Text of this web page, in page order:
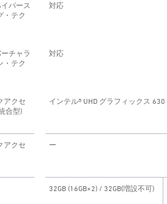
パース
・テク
対応
チャラ
・テク
対応
アクセ
合型)
インテル® UHD グラフィックス 630
アクセ
ー
32GB (16GB×2) / 32GB(増設不可)